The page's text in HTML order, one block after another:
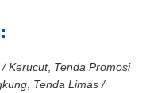
Kerucut, Tenda Promosi
Tenda Limas /